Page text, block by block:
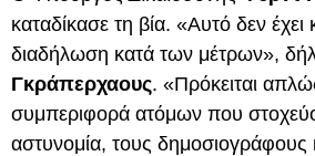
καταδίκασε τη βία. «Αυτό δεν
διαδήλωση κατά των μέτρων»,
Γκράπερχαους. «Πρόκειται
συμπεριφορά ατόμων που
αστυνομία, τους δημοσιογράφους